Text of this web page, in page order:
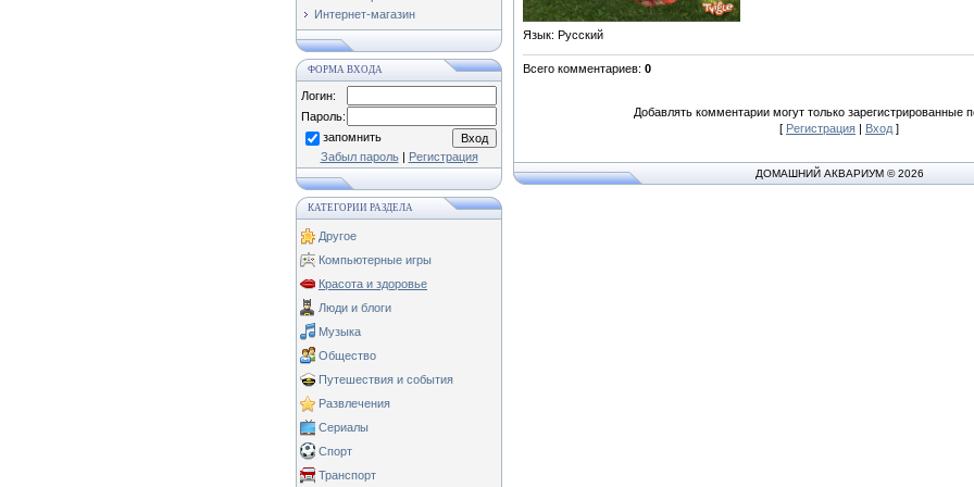
Интернет-магазин
ФОРМА ВХОДА
Логин:
Пароль:
запомнить
Забыл пароль| Регистрация
КАТЕГОРИИ РАЗДЕЛА
Другое
Компьютерные игры
Красота и здоровье
Люди и блоги
Музыка
Общество
Путешествия и события
Развлечения
Сериалы
Спорт
Транспорт
Язык: Русский
Всего комментариев: 0
Добавлять комментарии могут только зарегистрированные
[ Регистрация | Вход ]
ДОМАШНИЙ АКВАРИУМ © 2026